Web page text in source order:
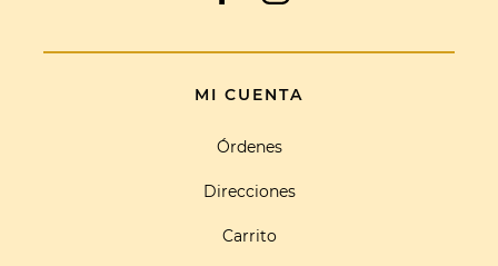
MI CUENTA
Órdenes
Direcciones
Carrito